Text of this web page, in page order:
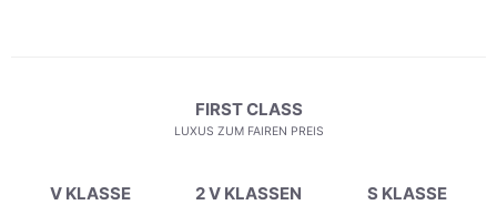
FIRST CLASS
LUXUS ZUM FAIREN PREIS
V KLASSE 2 V KLASSEN S KLASSE